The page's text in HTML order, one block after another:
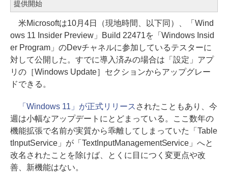
提供開始
米Microsoftは10月4日（現地時間、以下同）、「Wind
ows 11 Insider Preview」Build 22471を「Windows Insid
er Program」のDevチャネルに参加しているテスターに
対して公開した。すでに導入済みの場合は「設定」アプ
リの［Windows Update］セクションからアップグレー
ドできる。
「Windows 11」が正式リリース されたこともあり、今
週は小幅なアップデートにとどまっている。ここ数年の
機能拡張で名前が実質から乖離してしまっていた「Table
tInputService」が「TextInputManagementService」へと
改名されたことを除けば、とくに目につく変更点や改
善、新機能はない。